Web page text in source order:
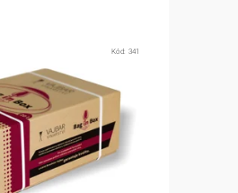
Kód: 341